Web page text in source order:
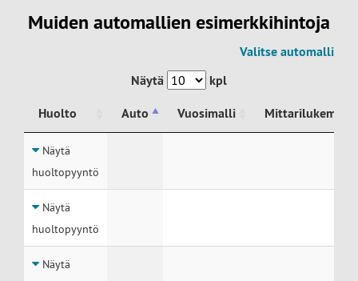
Muiden automallien esimerkkihintoja
Valitse automalli
Näytä
kpl
Huolto
Auto Vuosimalli
Mittarilukema
Huolto
Näytä
huoltopyyntö
Näytä
huoltopyyntö
Näytä